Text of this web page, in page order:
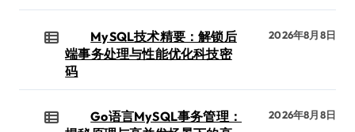
MySQL技术精要：解锁后
端事务处理与性能优化科技密
码
2026年8月8日
Go语言MySQL事务管理：
2026年8月8日